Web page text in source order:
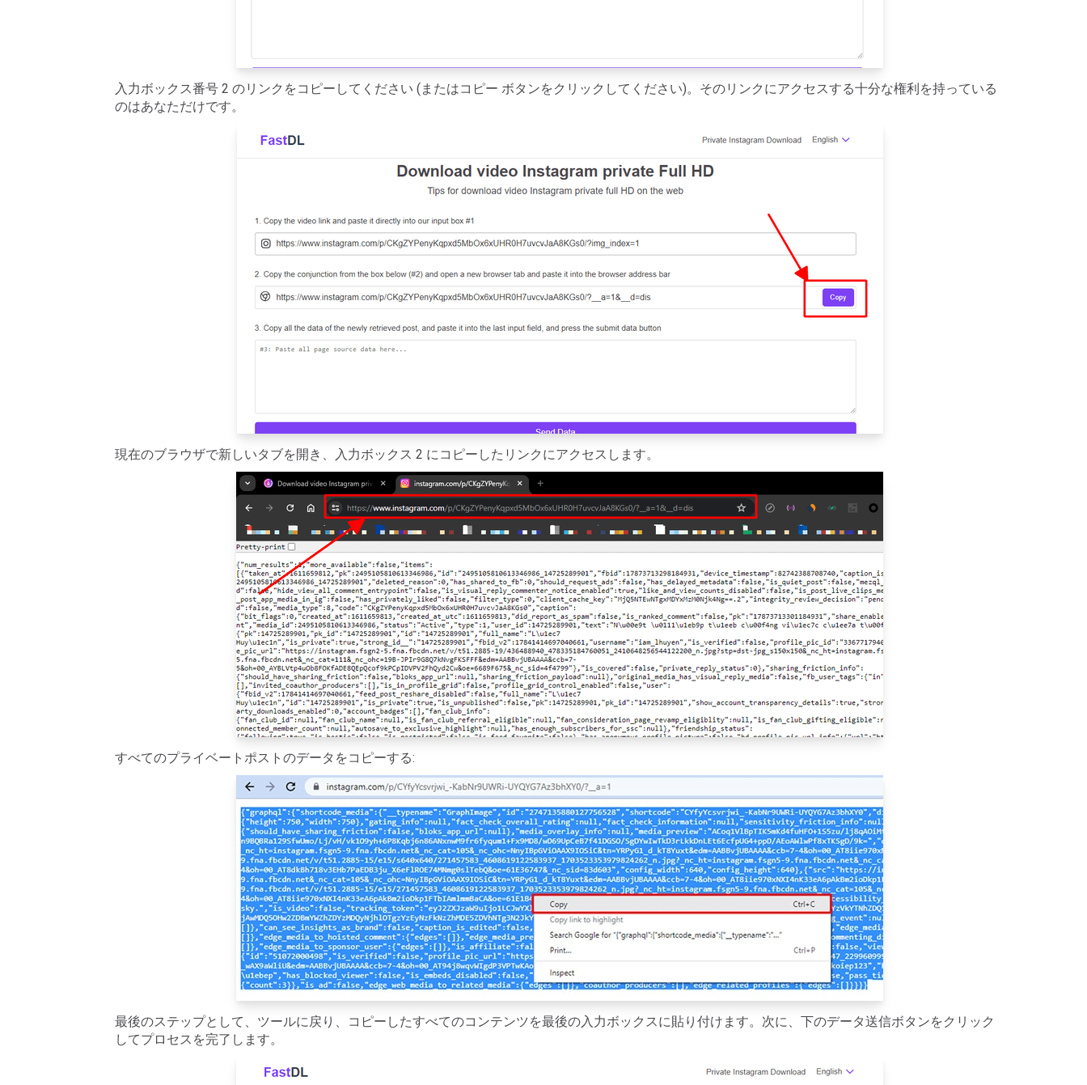
入力ボックス番号 2 のリンクをコピーしてください (またはコピー ボタンをクリックしてください)。そのリンクにアクセスする十分な権利を持っている
のはあなただけです。
現在のブラウザで新しいタブを開き、入力ボックス 2 にコピーしたリンクにアクセスします。
すべてのプライベートポストのデータをコピーする:
最後のステップとして、ツールに戻り、コピーしたすべてのコンテンツを最後の入力ボックスに貼り付けます。次に、下のデータ送信ボタンをクリック
してプロセスを完了します。